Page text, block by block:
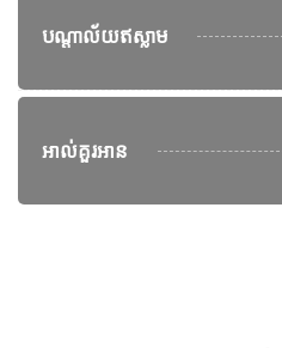
បណ្តាល័យឥស្លាម
អាល់គួរអាន